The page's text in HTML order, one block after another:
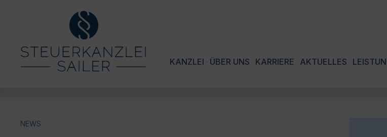
KANZLEI ÜBER UNS KARRIERE AKTUELLES
NEWS